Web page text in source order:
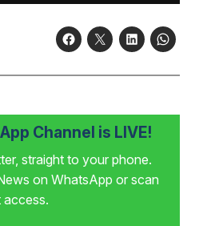
vier uitblinkers is van links,
Channel is LIVE!
straight to your phone.
on WhatsApp or scan
access.